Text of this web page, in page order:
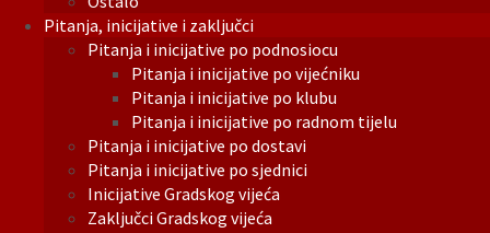
Pitanja, inicijative i zaključci
Pitanja i inicijative po podnosiocu
Pitanja i inicijative po vijećniku
Pitanja i inicijative po klubu
Pitanja i inicijative po radnom tijelu
Pitanja i inicijative po dostavi
Pitanja i inicijative po sjednici
Inicijative Gradskog vijeća
Zaključci Gradskog vijeća